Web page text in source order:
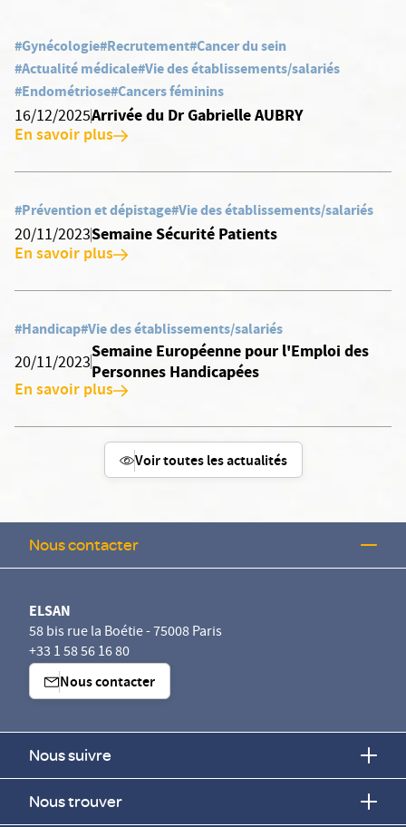
#Gynécologie#Recrutement#Cancer du sein
#Actualité médicale#Vie des établissements/salariés
#Endométriose#Cancers féminins
16/12/2025Arrivée du Dr Gabrielle AUBRY
En savoir plus
#Prévention et dépistage#Vie des établissements/salariés
20/11/2023Semaine Sécurité Patients
En savoir plus
#Handicap#Vie des établissements/salariés
20/11/2023
Semaine Européenne pour l'Emploi des
Personnes Handicapées
En savoir plus
Voir toutes les actualités
Nous contacter
ELSAN
58 bis rue la Boétie - 75008 Paris
+33 1 58 56 16 80
Nous contacter
Nous suivre
Nous trouver